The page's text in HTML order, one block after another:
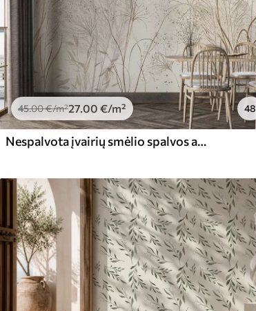
45.00€/m²27.00 €/m² 48
Nespalvota įvairių smėlio spalvos augalų ir spyglių iliustracija su švelniomis, išmintingomis linijomis ir tekstūromis